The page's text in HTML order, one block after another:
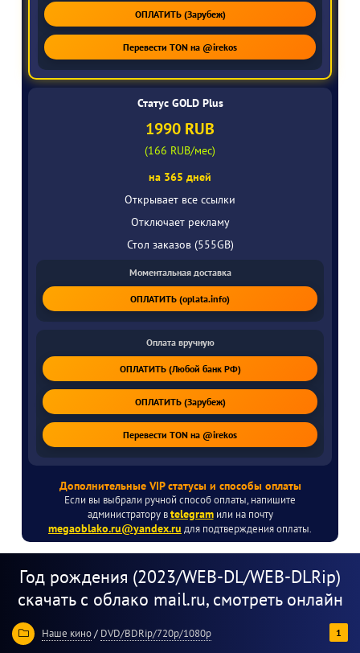
ОПЛАТИТЬ (Зарубеж)
Перевести TON на @irekos
Статус GOLD Plus
1990 RUB
(166 RUB/мес)
на 365 дней
Открывает все ссылки
Отключает рекламу
Стол заказов (555GB)
Моментальная доставка
ОПЛАТИТЬ (oplata.info)
Оплата вручную
ОПЛАТИТЬ (Любой банк РФ)
ОПЛАТИТЬ (Зарубеж)
Перевести TON на @irekos
Дополнительные VIP статусы и способы оплаты
Если вы выбрали ручной способ оплаты, напишите
администратору вtelegramили на почту
megaoblako.ru@yandex.ru для подтверждения оплаты.
Год рождения (2023/WEB-DL/WEB-DLRip)
скачать с облако mail.ru, смотреть онлайн
Наше кино/ DVD/BDRip/720p/1080p
20 1